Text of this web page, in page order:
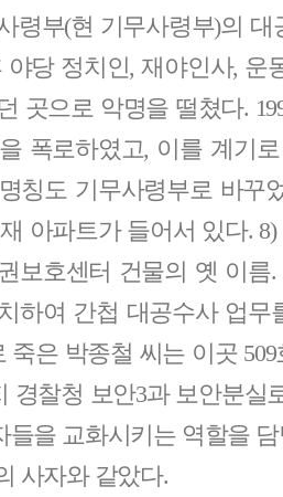
령부(현 기무사령부)의 대
야당 정치인, 재야인사, 운
곳으로 악명을 떨쳤다.
폭로하였고, 이를 계기
칭도 기무사령부로 바꾸
아파트가 들어서 있다.
보호센터 건물의 옛 이름.
하여 간첩 대공수사 업무
죽은 박종철 씨는 이곳
경찰청 보안3과 보안분실
들을 교화시키는 역할을
사자와 같았다.